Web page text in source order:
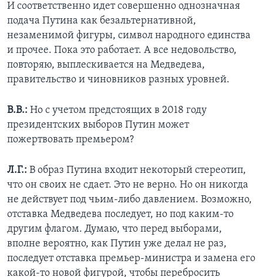
И соответственно идет совершенно однозначная
подача Путина как безальтернативной,
незаменимой фигуры, символ народного единства
и прочее. Пока это работает. А все недовольство,
повторяю, выплескивается на Медведева,
правительство и чиновников разных уровней.
В.В.: Но с учетом предстоящих в 2018 году
президентских выборов Путин может
пожертвовать премьером?
Л.Г.: В образ Путина входит некоторый стереотип,
что он своих не сдает. Это не верно. Но он никогда
не действует под чьим-либо давлением. Возможно,
отставка Медведева последует, но под каким-то
другим флагом. Думаю, что перед выборами,
вполне вероятно, как Путин уже делал не раз,
последует отставка премьер-министра и замена его
какой-то новой фигурой, чтобы перебросить